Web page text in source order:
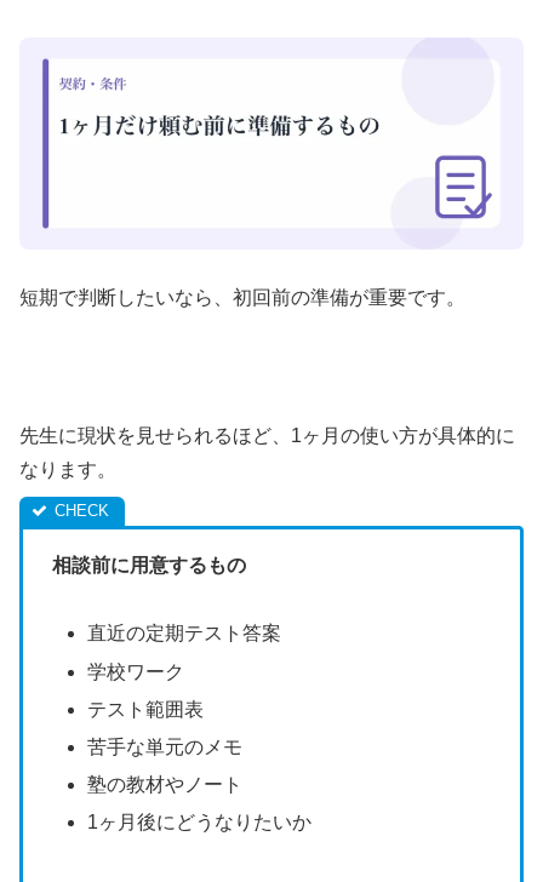
短期で判断したいなら、初回前の準備が重要です。
先生に現状を見せられるほど、1ヶ月の使い方が具体的に
なります。
相談前に用意するもの
直近の定期テスト答案
学校ワーク
テスト範囲表
苦手な単元のメモ
塾の教材やノート
1ヶ月後にどうなりたいか